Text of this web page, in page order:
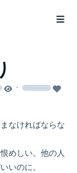
· loading
なければならな
めしい。他の人
いのに。